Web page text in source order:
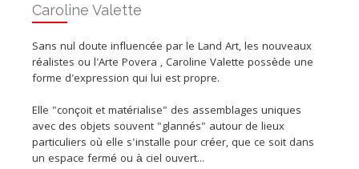
Caroline Valette
Sans nul doute influencée par le Land Art, les nouveaux
réalistes ou l'Arte Povera , Caroline Valette possède une
forme d'expression qui lui est propre.
Elle "conçoit et matérialise" des assemblages uniques
avec des objets souvent "glannés" autour de lieux
particuliers où elle s'installe pour créer, que ce soit dans
un espace fermé ou à ciel ouvert...